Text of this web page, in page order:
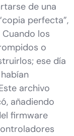
de una
perfecta”,
los
o
ese día
archivo
añadiendo
firmware